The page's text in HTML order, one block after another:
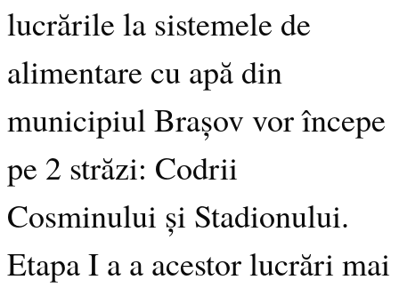
lucrările la sistemele de
alimentare cu apă din
municipiul Brașov vor începe
pe 2 străzi: Codrii
Cosminului și Stadionului.
Etapa I a a acestor lucrări mai